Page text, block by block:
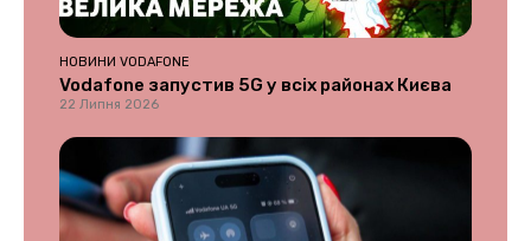
НОВИНИ VODAFONE
Vodafone запустив 5G у всіх районах Києва
22 Липня 2026